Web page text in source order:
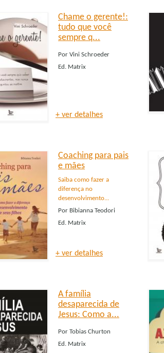
Chame o gerente!:
tudo que você
sempre q...
Por Vini Schroeder
Ed. Matrix
+ ver detalhes
Coaching para pais
e mães
Saiba como fazer a
diferença no
desenvolvimento...
Por Bibianna Teodori
Ed. Matrix
+ ver detalhes
A família
desaparecida de
Jesus: Como a...
Por Tobias Churton
Ed. Matrix